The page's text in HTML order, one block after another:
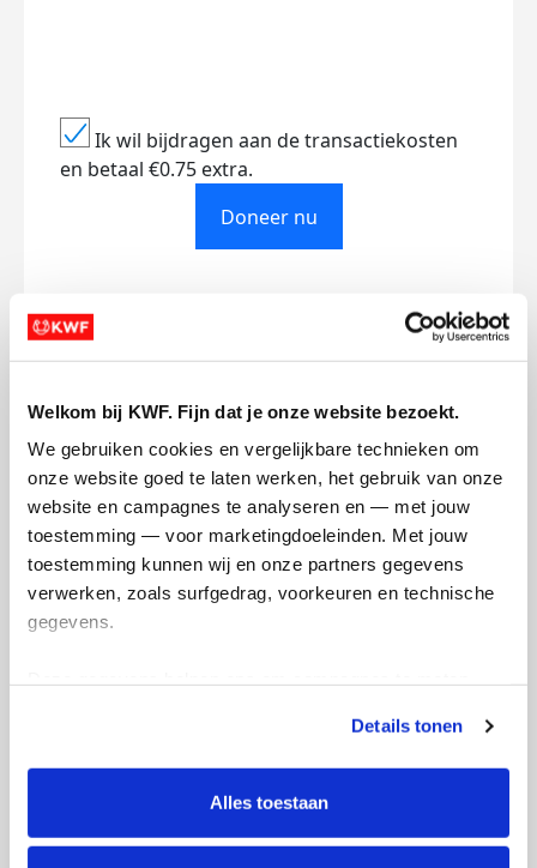
Welkom bij KWF. Fijn dat je onze website bezoekt.
We gebruiken cookies en vergelijkbare technieken om
onze website goed te laten werken, het gebruik van onze
website en campagnes te analyseren en — met jouw
toestemming — voor marketingdoeleinden. Met jouw
toestemming kunnen wij en onze partners gegevens
verwerken, zoals surfgedrag, voorkeuren en technische
gegevens.
tonen. Je kunt je toestemming op elk moment wijzigen of
intrekken via Cookie instellingen onderaan de pagina. De
lijst met cookies is te vinden in het tabblad “details”.
Details tonen
Alles toestaan
Ik wil bijdragen aan de transactiekosten
en betaal €0.75 extra.
Doneer nu
Opgehaald Streefbedrag
Doneer Word lid van mijn team
Updates